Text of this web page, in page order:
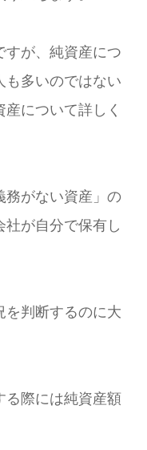
すが、純資産につ
も多いのではない
について詳しく
務がない資産」の
社が自分で保有し
を判断するのに大
る際には純資産額